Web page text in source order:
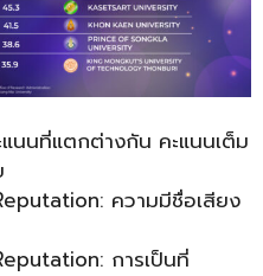
นนที่แตกต่างกัน คะแนนเต็ม
ความมีชื่อเสียง
การเป็นที่